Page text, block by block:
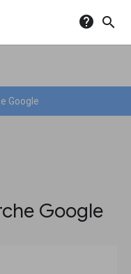
help search
Google
Google